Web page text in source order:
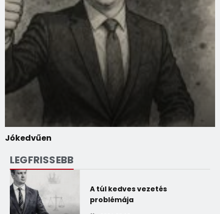
Jókedvűen
LEGFRISSEBB
A túl kedves vezetés
problémája